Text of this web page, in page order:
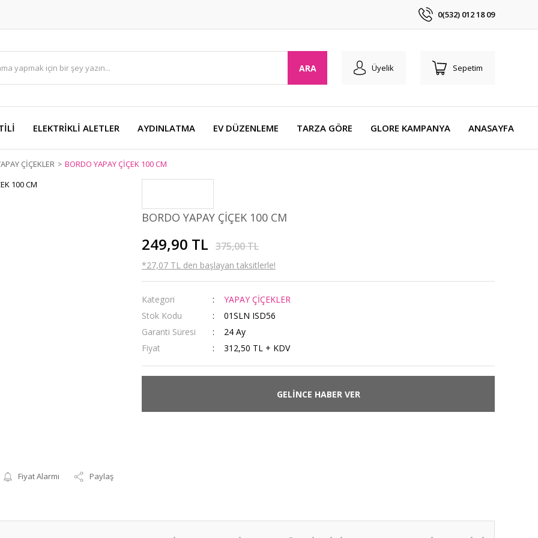
0(532) 012 18 09
ARA Üyelik Sepetim
ELEKTRİKLİ ALETLER AYDINLATMA EV DÜZENLEME TARZA GÖRE GLORE KAMPANYA ANASAYFA
ÇİÇEKLER BORDO YAPAY ÇİÇEK 100 CM
Fiyat Alarmı Paylaş
BORDO YAPAY ÇİÇEK 100 CM
249,90 TL 375,00 TL
*27,07 TL den başlayan taksitlerle!
Kategori
YAPAY ÇİÇEKLER
Stok Kodu
01SLN ISD56
Garanti Süresi
24 Ay
Fiyat
312,50 TL + KDV
GELİNCE HABER VER